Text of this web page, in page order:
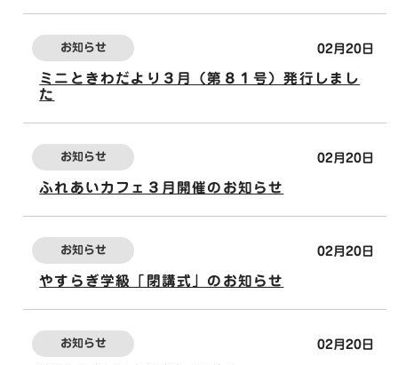
02月20日
お知らせ
ミニときわだより３月（第８１号）発行しまし
た
02月20日
お知らせ
ふれあいカフェ３月開催のお知らせ
02月20日
お知らせ
やすらぎ学級「閉講式」のお知らせ
02月20日
お知らせ